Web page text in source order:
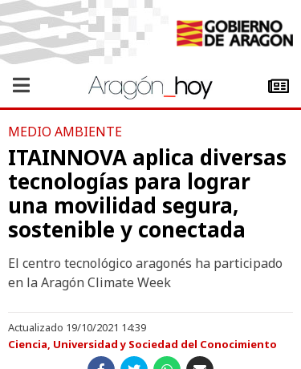
MEDIO AMBIENTE
ITAINNOVA aplica diversas
tecnologías para lograr
una movilidad segura,
sostenible y conectada
El centro tecnológico aragonés ha participado
en la Aragón Climate Week
Actualizado 19/10/2021 14:39
Ciencia, Universidad y Sociedad del Conocimiento